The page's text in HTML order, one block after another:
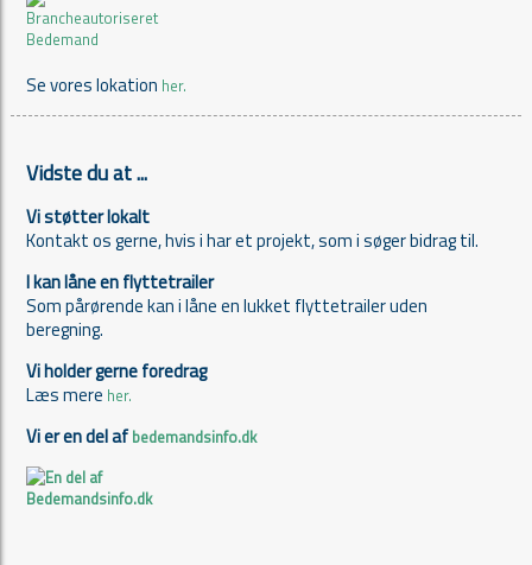
Se vores lokation her.
Vidste du at ...
Vi støtter lokalt
Kontakt os gerne, hvis i har et projekt, som i søger bidrag til.
I kan låne en flyttetrailer
Som pårørende kan i låne en lukket flyttetrailer uden
beregning.
Vi holder gerne foredrag
Læs mere her.
Vi er en del afbedemandsinfo.dk